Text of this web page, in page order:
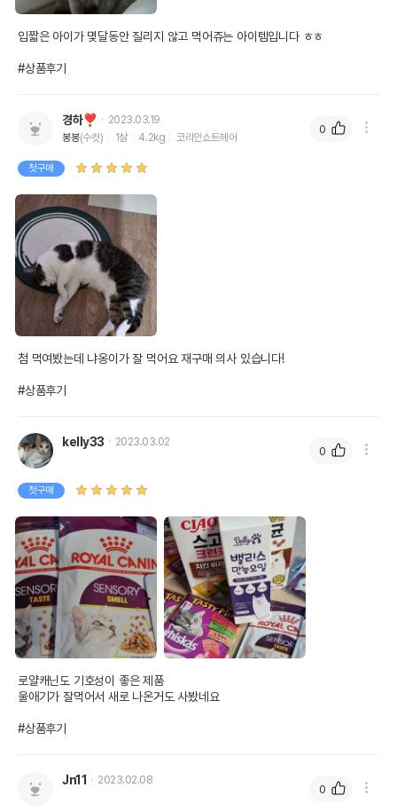
입짧은 아이가 몇달동안 질리지 않고 먹어쥬는 아이템입니다 ㅎㅎ
#상품후기
경하❣️
2023.03.19
봉봉(수컷) 1살 4.2kg 코리안쇼트헤어
첫구매
첨 먹여봤는데 냐옹이가 잘 먹어요 재구매 의사 있습니다!
#상품후기
0
kelly33 2023.03.02
첫구매
로얄캐닌도 기호성이 좋은 제품
울애기가 잘먹어서 새로 나온거도 사봤네요
#상품후기
0
Jn11 2023.02.08
0